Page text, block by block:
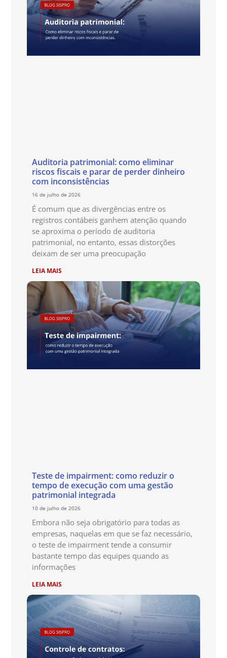
Auditoria patrimonial: como eliminar
riscos fiscais e parar de perder dinheiro
com inconsistências
16 de julho de 2026
É comum que as divergências entre os
registros contábeis ganhem atenção quando
se aproxima o período de auditoria
patrimonial, no entanto, essas distorções
deixam de ser uma preocupação
LEIA MAIS
Teste de impairment: como reduzir o
tempo de execução com uma gestão
patrimonial integrada
10 de julho de 2026
Embora não seja obrigatório para todas as
empresas, naquelas em que se faz necessário,
o teste de impairment tende a consumir
bastante tempo das equipes quando as
informações
LEIA MAIS